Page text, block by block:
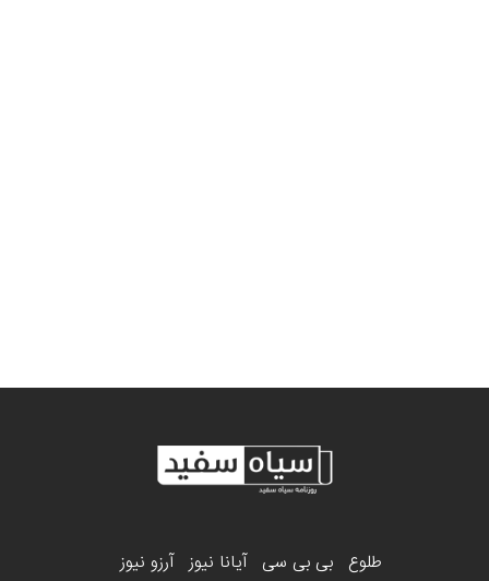
طلوع بی بی سی آیانا نیوز آرزو نیوز